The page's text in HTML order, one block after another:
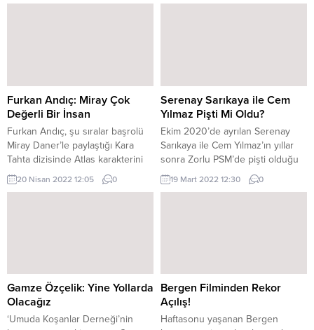
Furkan Andıç: Miray Çok
Değerli Bir İnsan
Furkan Andıç, şu sıralar başrolü
Miray Daner’le paylaştığı Kara
Tahta dizisinde Atlas karakterini
canlandırıyor. EPISODE Dergisi
yeni sayı kapak konuğu olan
yetenekli biri. Çok genç yaştan
beri oldukça...
20 Nisan 2022 12:05 0
Serenay Sarıkaya ile Cem
Yılmaz Pişti Mi Oldu?
Ekim 2020’de ayrılan Serenay
Sarıkaya ile Cem Yılmaz’ın yıllar
sonra Zorlu PSM’de pişti olduğu
iddia edildi. SERENAY
SARIKAYA’NIN İSMİNİ
Fıkı” programının Selami Şahin
bölümüne, eski sevgilisi Serenay
Sarıkaya’nın da izleyici olarak...
19 Mart 2022 12:30 0
Gamze Özçelik: Yine Yollarda
Olacağız
‘Umuda Koşanlar Derneği’nin
Bergen Filminden Rekor
Açılış!
Haftasonu yaşanan Bergen